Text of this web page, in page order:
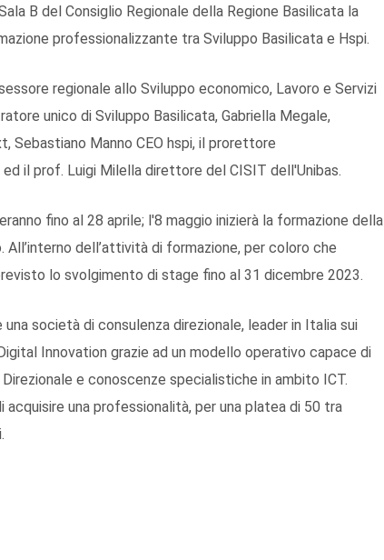
B del Consiglio Regionale della Regione Basilicata la
professionalizzante tra Sviluppo Basilicata e Hspi.
regionale allo Sviluppo economico, Lavoro e Servizi
unico di Sviluppo Basilicata, Gabriella Megale,
Sebastiano Manno CEO hspi, il prorettore
il prof. Luigi Milella direttore del CISIT dell'Unibas.
fino al 28 aprile; l'8 maggio inizierà la formazione della
dell’attività di formazione, per coloro che
lo svolgimento di stage fino al 31 dicembre 2023.
società di consulenza direzionale, leader in Italia sui
Innovation grazie ad un modello operativo capace di
e conoscenze specialistiche in ambito ICT.
una professionalità, per una platea di 50 tra